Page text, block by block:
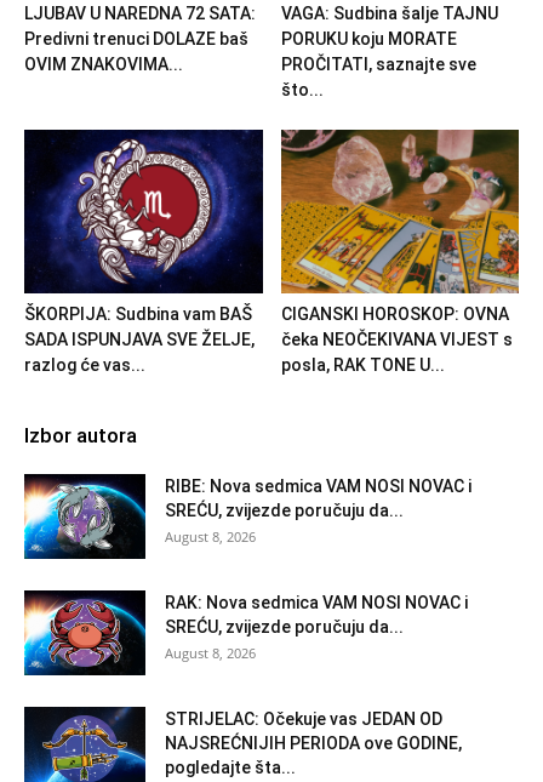
LJUBAV U NAREDNA 72 SATA:
Predivni trenuci DOLAZE baš
OVIM ZNAKOVIMA...
VAGA: Sudbina šalje TAJNU
PORUKU koju MORATE
PROČITATI, saznajte sve
što...
ŠKORPIJA: Sudbina vam BAŠ
SADA ISPUNJAVA SVE ŽELJE,
razlog će vas...
CIGANSKI HOROSKOP: OVNA
čeka NEOČEKIVANA VIJEST s
posla, RAK TONE U...
Izbor autora
RIBE: Nova sedmica VAM NOSI NOVAC i
SREĆU, zvijezde poručuju da...
August 8, 2026
RAK: Nova sedmica VAM NOSI NOVAC i
SREĆU, zvijezde poručuju da...
August 8, 2026
STRIJELAC: Očekuje vas JEDAN OD
NAJSREĆNIJIH PERIODA ove GODINE,
pogledajte šta...